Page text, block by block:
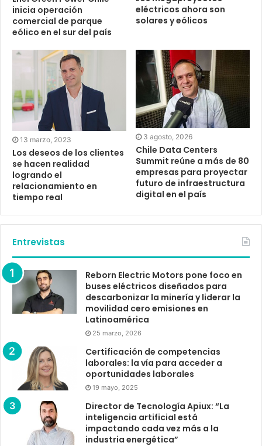
inicia operación
comercial de parque
eólico en el sur del país
eléctricos ahora son
solares y eólicos
13 marzo, 2023
Los deseos de los clientes
se hacen realidad
logrando el
relacionamiento en
tiempo real
3 agosto, 2026
Chile Data Centers
Summit reúne a más de 80
empresas para proyectar
futuro de infraestructura
digital en el país
Entrevistas
Reborn Electric Motors pone foco en
buses eléctricos diseñados para
descarbonizar la minería y liderar la
movilidad cero emisiones en
Latinoamérica
25 marzo, 2026
Certificación de competencias
laborales: la vía para acceder a
oportunidades laborales
19 mayo, 2025
Director de Tecnología Apiux: “La
inteligencia artificial está
impactando cada vez más a la
industria energética”